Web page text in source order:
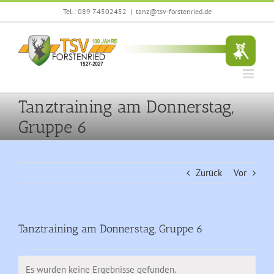
Zum
Inhalt
springen
Tel.: 089 74502452 | tanz@tsv-forstenried.de
Tanztraining am Donnerstag,
Gruppe 6
Zurück Vor
Tanztraining am Donnerstag, Gruppe 6
Veranstaltungen
Es wurden keine Ergebnisse gefunden.